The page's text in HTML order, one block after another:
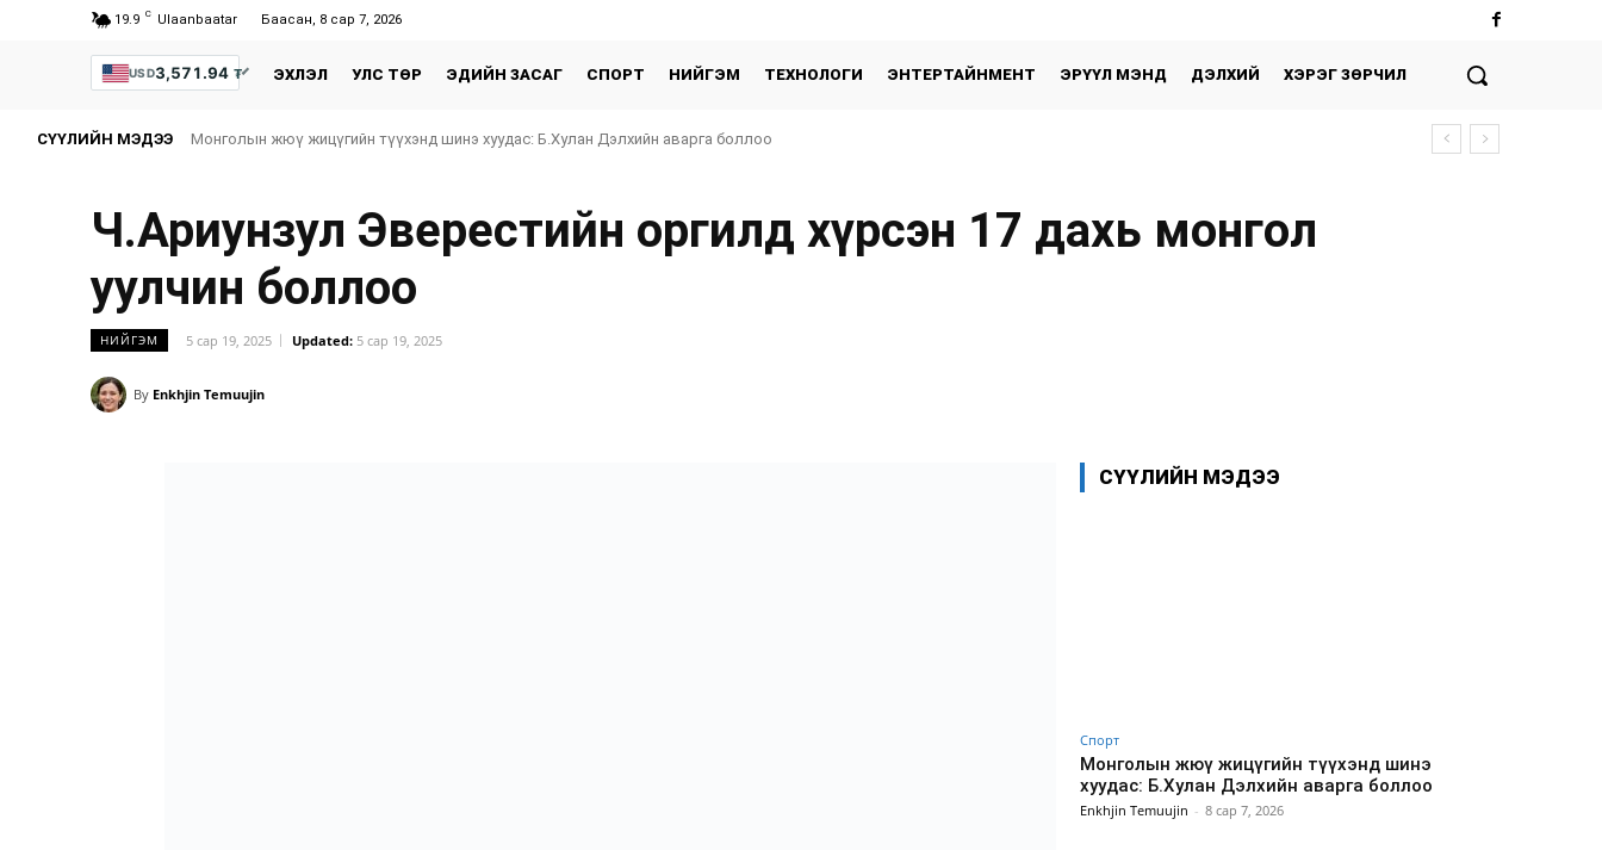
19.9 C Ulaanbaatar Баасан, 8 сар 7, 2026
USD3,571.94 ₮ ЭХЛЭЛ УЛС ТӨР ЭДИЙН ЗАСАГ СПОРТ НИЙГЭМ ТЕХНОЛОГИ ЭНТЕРТАЙНМЕНТ ЭРҮҮЛ МЭНД ДЭЛХИЙ ХЭРЭГ ЗӨРЧИЛ
СҮҮЛИЙН МЭДЭЭ Монголын жюү жицүгийн түүхэнд шинэ хуудас: Б.Хулан Дэлхийн аварга боллоо
Ч.Ариунзул Эверестийн оргилд хүрсэн 17 дахь монгол
уулчин боллоо
НИЙГЭМ 5 сар 19, 2025 Updated: 5 сар 19, 2025
By Enkhjin Temuujin
СҮҮЛИЙН МЭДЭЭ
Спорт
Монголын жюү жицүгийн түүхэнд шинэ
хуудас: Б.Хулан Дэлхийн аварга боллоо
Enkhjin Temuujin - 8 сар 7, 2026